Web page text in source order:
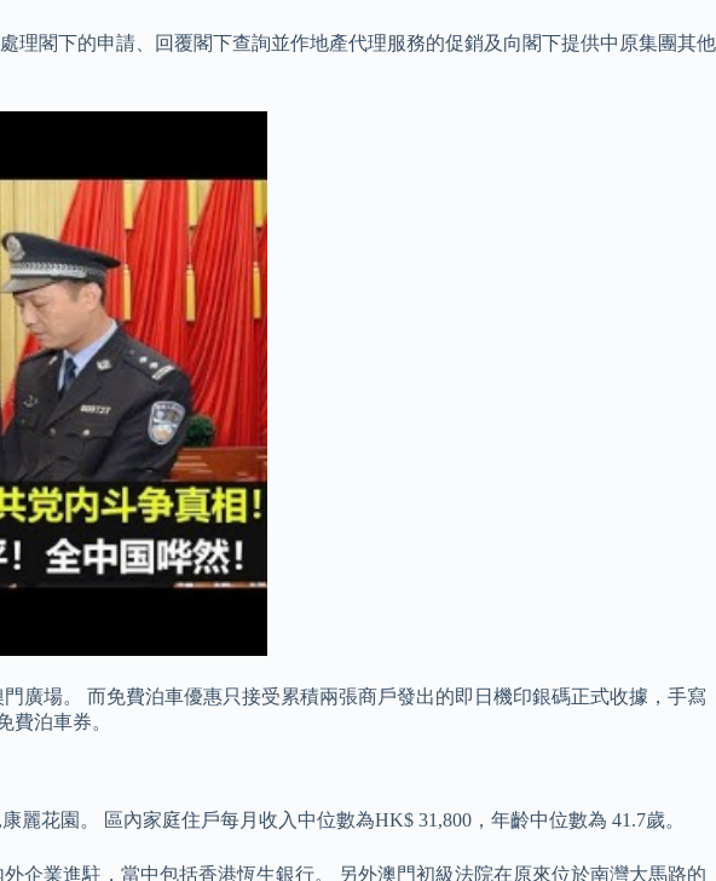
理閣下的申請、回覆閣下查詢並作地產代理服務的促銷及向閣下提供中原集團其他
廣場。 而免費泊車優惠只接受累積兩張商戶發出的即日機印銀碼正式收據，手寫
費泊車券。
花園。 區內家庭住戶每月收入中位數為HK$ 31,800，年齡中位數為 41.7歲。
企業進駐，當中包括香港恆生銀行。 另外澳門初級法院在原來位於南灣大馬路的